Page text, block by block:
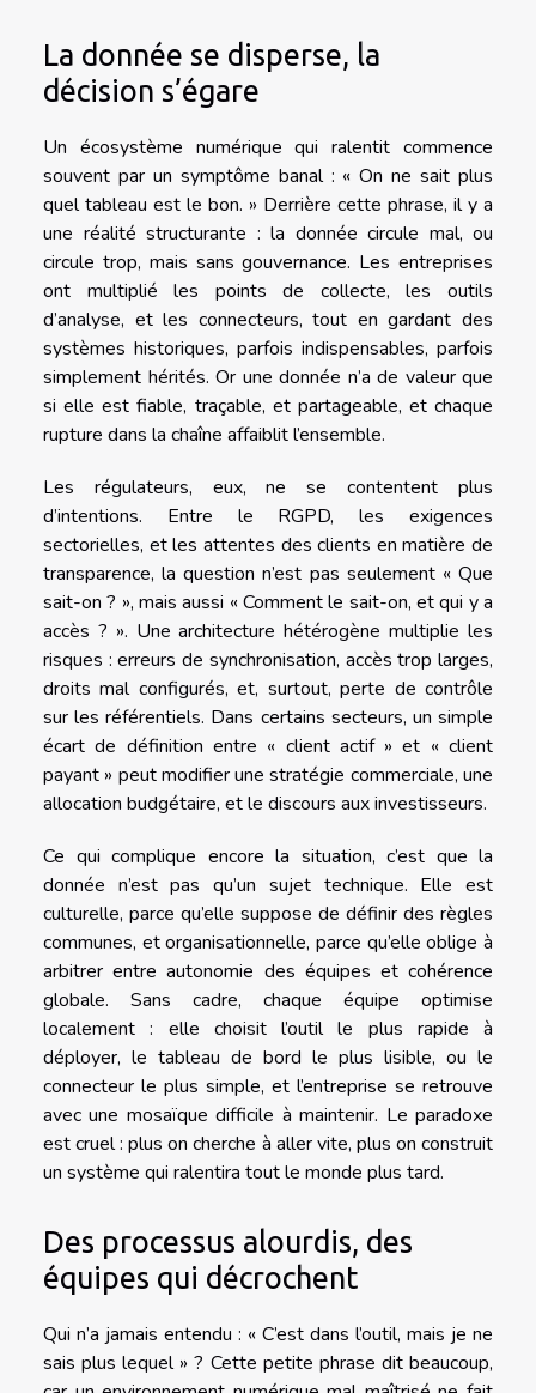
La donnée se disperse, la
décision s’égare
Un écosystème numérique qui ralentit commence
souvent par un symptôme banal : « On ne sait plus
quel tableau est le bon. » Derrière cette phrase, il y a
une réalité structurante : la donnée circule mal, ou
circule trop, mais sans gouvernance. Les entreprises
ont multiplié les points de collecte, les outils
d’analyse, et les connecteurs, tout en gardant des
systèmes historiques, parfois indispensables, parfois
simplement hérités. Or une donnée n’a de valeur que
si elle est fiable, traçable, et partageable, et chaque
rupture dans la chaîne affaiblit l’ensemble.
Les régulateurs, eux, ne se contentent plus
d’intentions. Entre le RGPD, les exigences
sectorielles, et les attentes des clients en matière de
transparence, la question n’est pas seulement « Que
sait-on ? », mais aussi « Comment le sait-on, et qui y a
accès ? ». Une architecture hétérogène multiplie les
risques : erreurs de synchronisation, accès trop larges,
droits mal configurés, et, surtout, perte de contrôle
sur les référentiels. Dans certains secteurs, un simple
écart de définition entre « client actif » et « client
payant » peut modifier une stratégie commerciale, une
allocation budgétaire, et le discours aux investisseurs.
Ce qui complique encore la situation, c’est que la
donnée n’est pas qu’un sujet technique. Elle est
culturelle, parce qu’elle suppose de définir des règles
communes, et organisationnelle, parce qu’elle oblige à
arbitrer entre autonomie des équipes et cohérence
globale. Sans cadre, chaque équipe optimise
localement : elle choisit l’outil le plus rapide à
déployer, le tableau de bord le plus lisible, ou le
connecteur le plus simple, et l’entreprise se retrouve
avec une mosaïque difficile à maintenir. Le paradoxe
est cruel : plus on cherche à aller vite, plus on construit
un système qui ralentira tout le monde plus tard.
Des processus alourdis, des
équipes qui décrochent
Qui n’a jamais entendu : « C’est dans l’outil, mais je ne
sais plus lequel » ? Cette petite phrase dit beaucoup,